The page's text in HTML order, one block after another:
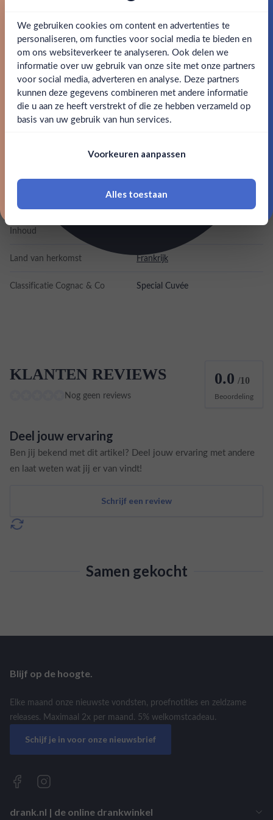
Ben jij 18 jaar of ouder?
Ja Nee
18 jaar of ouder zijn
tonen van eik zijn mooi aanwezig. Alle smaaktonen blijven
ondanks het hoge alcoholpercentage van 51% in stand.
Deze Cognac Ferrand Single Casks PX Cask Finish laat een
blijvende indruk achter van rijk erfgoed en uitzonderlijk
vakmanschap. Er zijn slechts 250 flessen beschikbaar van
deze bijzondere cognac en zijn exclusief verkrijgbaar bij
drank.nl en de Boetiek.
Merk
Inhoud
Land van herkomst Frankrijk
Classificatie Cognac & Co Special Cuvée
KLANTEN REVIEWS
Nog geen reviews
0.0 /10
Beoordeling
Deel jouw ervaring
Ben jij bekend met dit artikel? Deel jouw ervaring met andere
en laat weten wat jij er van vindt!
Schrijf een review
Samen gekocht
drank.nl | de online drankwinkel
Blijf op de hoogte.
Elke maand onze nieuwste vondsten, proefnotities en zeldzame
releases. Maximaal 2x per maand. 5% welkomstcadeau.
Schijf je in voor onze nieuwsbrief
We gebruiken cookies om content en advertenties te
personaliseren, om functies voor social media te bieden en
om ons websiteverkeer te analyseren. Ook delen we
informatie over uw gebruik van onze site met onze partners
voor social media, adverteren en analyse. Deze partners
kunnen deze gegevens combineren met andere informatie
die u aan ze heeft verstrekt of die ze hebben verzameld op
basis van uw gebruik van hun services.
Voorkeuren aanpassen
Alles toestaan
Schrijf je in en ontvang direct 5% korting op je eerste
bestelling.
Email
Claim mijn korting